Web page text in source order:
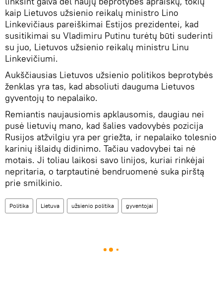
kaip Lietuvos užsienio reikalų ministro Lino
Linkevičiaus pareiškimai Estijos prezidentei, kad
susitikimai su Vladimiru Putinu turėtų būti suderinti
su juo, Lietuvos užsienio reikalų ministru Linu
Linkevičiumi.
Aukščiausias Lietuvos užsienio politikos beprotybės
ženklas yra tas, kad absoliuti dauguma Lietuvos
gyventojų to nepalaiko.
Remiantis naujausiomis apklausomis, daugiau nei
pusė lietuvių mano, kad šalies vadovybės pozicija
Rusijos atžvilgiu yra per griežta, ir nepalaiko tolesnio
karinių išlaidų didinimo. Tačiau vadovybei tai nė
motais. Ji toliau laikosi savo linijos, kuriai rinkėjai
nepritaria, o tarptautinė bendruomenė suka pirštą
prie smilkinio.
Politika Lietuva užsienio politika gyventojai